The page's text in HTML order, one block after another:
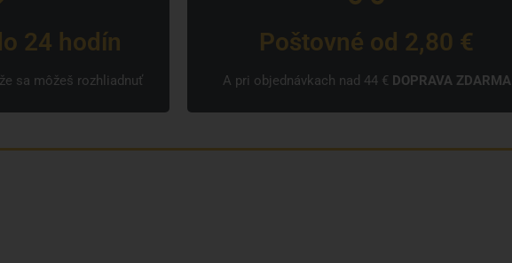
24 hodín
sa môžeš rozhliadnuť
Poštovné od 2,80 €
A pri objednávkach nad 44 € DOPRAVA ZDARMA